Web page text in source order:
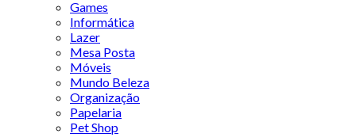
Games
Informática
Lazer
Mesa Posta
Móveis
Mundo Beleza
Organização
Papelaria
Pet Shop